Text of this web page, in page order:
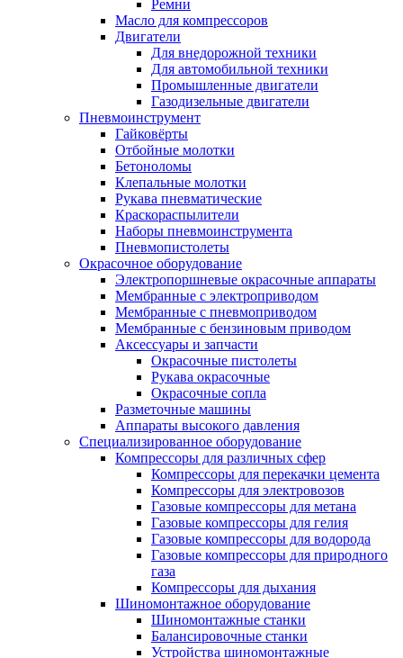
Ремни
Масло для компрессоров
Двигатели
Для внедорожной техники
Для автомобильной техники
Промышленные двигатели
Газодизельные двигатели
Пневмоинструмент
Гайковёрты
Отбойные молотки
Бетоноломы
Клепальные молотки
Рукава пневматические
Краскораспылители
Наборы пневмоинструмента
Пневмопистолеты
Окрасочное оборудование
Электропоршневые окрасочные аппараты
Мембранные с электроприводом
Мембранные с пневмоприводом
Мембранные с бензиновым приводом
Аксессуары и запчасти
Окрасочные пистолеты
Рукава окрасочные
Окрасочные сопла
Разметочные машины
Аппараты высокого давления
Специализированное оборудование
Компрессоры для различных сфер
Компрессоры для перекачки цемента
Компрессоры для электровозов
Газовые компрессоры для метана
Газовые компрессоры для гелия
Газовые компрессоры для водорода
Газовые компрессоры для природного
газа
Компрессоры для дыхания
Шиномонтажное оборудование
Шиномонтажные станки
Балансировочные станки
Устройства шиномонтажные